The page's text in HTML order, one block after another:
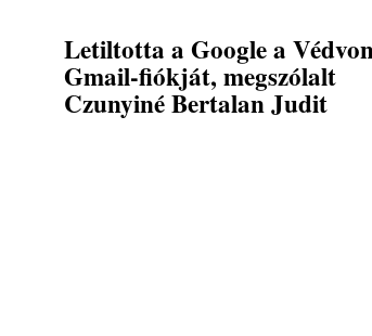
Letiltotta a Google a
Gmail-fiókját, megszólalt
Czunyiné Bertalan Judit